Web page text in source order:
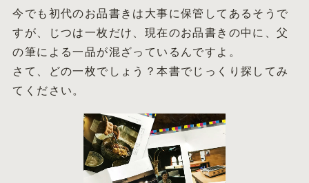
今でも初代のお品書きは大事に保管してあるそうで
すが、じつは一枚だけ、現在のお品書きの中に、父
の筆による一品が混ざっているんですよ。
さて、どの一枚でしょう？本書でじっくり探してみ
てください。